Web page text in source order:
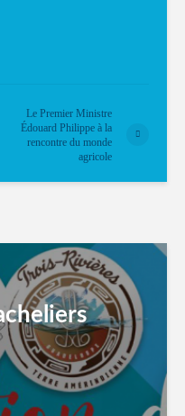
Le Premier Ministre
Édouard Philippe à la
rencontre du monde
agricole